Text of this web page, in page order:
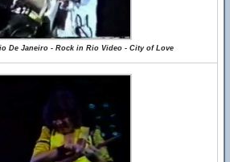
De Janeiro - Rock in Rio Video - City of Love